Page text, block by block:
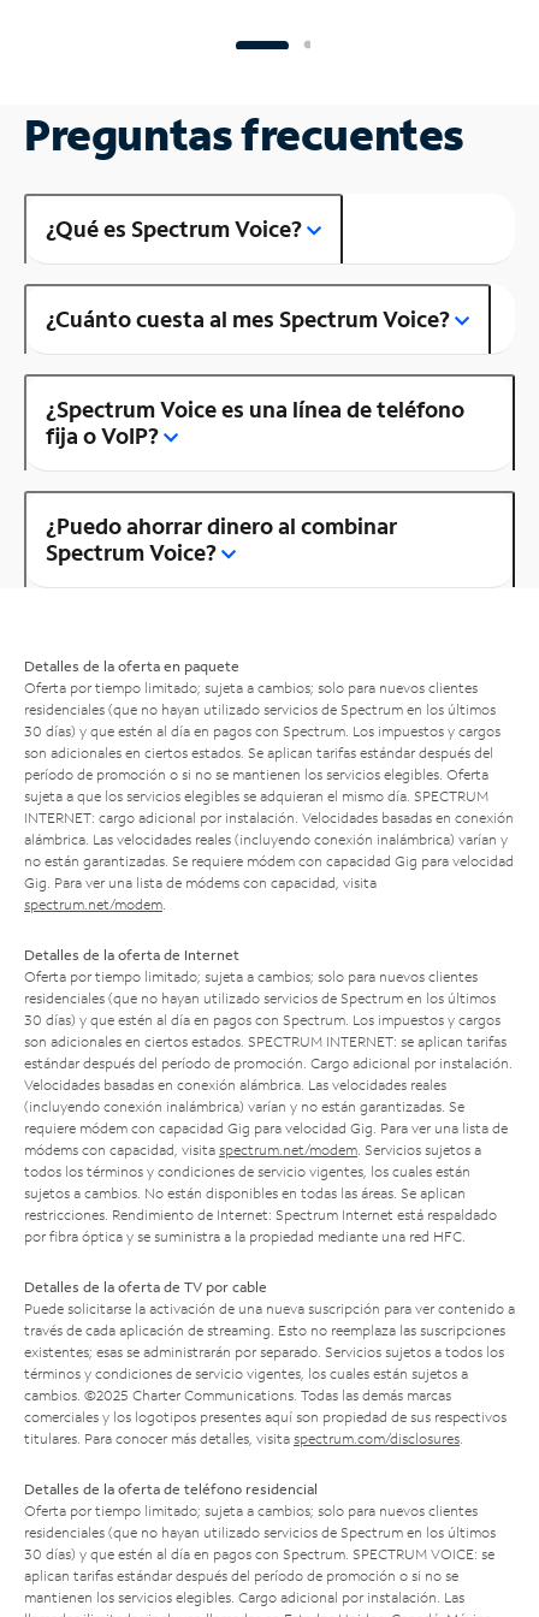
Preguntas frecuentes
¿Qué es Spectrum Voice?
¿Cuánto cuesta al mes Spectrum Voice?
¿Spectrum Voice es una línea de teléfono
fija o VoIP?
¿Puedo ahorrar dinero al combinar
Spectrum Voice?
Detalles de la oferta en paquete
Oferta por tiempo limitado; sujeta a cambios; solo para nuevos clientes
residenciales (que no hayan utilizado servicios de Spectrum en los últimos
30 días) y que estén al día en pagos con Spectrum. Los impuestos y cargos
son adicionales en ciertos estados. Se aplican tarifas estándar después del
período de promoción o si no se mantienen los servicios elegibles. Oferta
sujeta a que los servicios elegibles se adquieran el mismo día. SPECTRUM
INTERNET: cargo adicional por instalación. Velocidades basadas en conexión
alámbrica. Las velocidades reales (incluyendo conexión inalámbrica) varían y
no están garantizadas. Se requiere módem con capacidad Gig para velocidad
Gig. Para ver una lista de módems con capacidad, visita
spectrum.net/modem
Detalles de la oferta de Internet
Oferta por tiempo limitado; sujeta a cambios; solo para nuevos clientes
residenciales (que no hayan utilizado servicios de Spectrum en los últimos
30 días) y que estén al día en pagos con Spectrum. Los impuestos y cargos
son adicionales en ciertos estados. SPECTRUM INTERNET: se aplican tarifas
estándar después del período de promoción. Cargo adicional por instalación.
Velocidades basadas en conexión alámbrica. Las velocidades reales
(incluyendo conexión inalámbrica) varían y no están garantizadas. Se
requiere módem con capacidad Gig para velocidad Gig. Para ver una lista de
módems con capacidad, visita spectrum.net/modem . Servicios sujetos a
todos los términos y condiciones de servicio vigentes, los cuales están
sujetos a cambios. No están disponibles en todas las áreas. Se aplican
restricciones. Rendimiento de Internet: Spectrum Internet está respaldado
por fibra óptica y se suministra a la propiedad mediante una red HFC.
Detalles de la oferta de TV por cable
Puede solicitarse la activación de una nueva suscripción para ver contenido a
través de cada aplicación de streaming. Esto no reemplaza las suscripciones
existentes; esas se administrarán por separado. Servicios sujetos a todos los
términos y condiciones de servicio vigentes, los cuales están sujetos a
cambios. ©2025 Charter Communications. Todas las demás marcas
comerciales y los logotipos presentes aquí son propiedad de sus respectivos
titulares. Para conocer más detalles, visita spectrum.com/disclosures
Detalles de la oferta de teléfono residencial
Oferta por tiempo limitado; sujeta a cambios; solo para nuevos clientes
residenciales (que no hayan utilizado servicios de Spectrum en los últimos
30 días) y que estén al día en pagos con Spectrum. SPECTRUM VOICE: se
aplican tarifas estándar después del período de promoción o si no se
mantienen los servicios elegibles. Cargo adicional por instalación. Las